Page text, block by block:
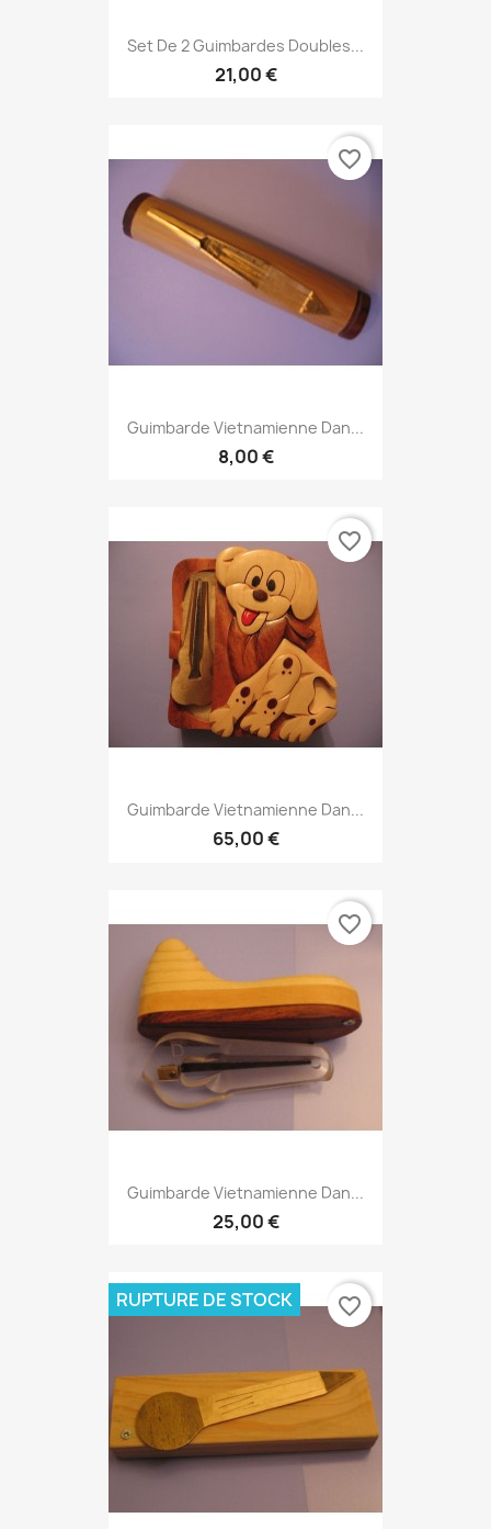
Set De 2 Guimbardes Doubles...
21,00 €
Guimbarde Vietnamienne Dan...
8,00 €
favorite_border
Guimbarde Vietnamienne Dan...
65,00 €
favorite_border
Guimbarde Vietnamienne Dan...
25,00 €
favorite_border
RUPTURE DE STOCK favorite_border